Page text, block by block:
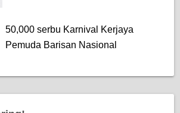
50,000 serbu Karnival Kerjaya
Pemuda Barisan Nasional